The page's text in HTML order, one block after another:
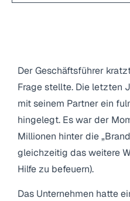
Der Geschäftsführer
Frage stellte. Die letzten
mit seinem Partner ein
hingelegt. Es war der
Millionen hinter die
gleichzeitig das weitere
Hilfe zu befeuern).
Das Unternehmen hatte